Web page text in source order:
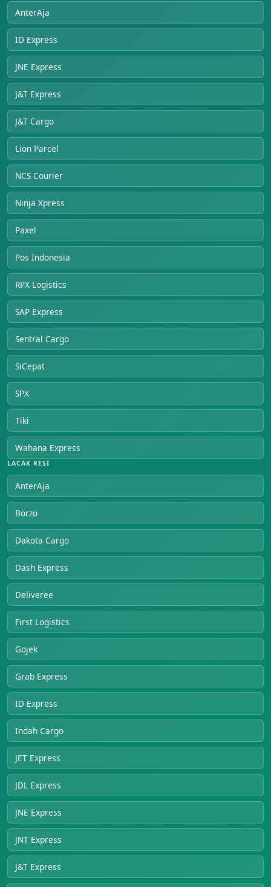
AnterAja
ID Express
JNE Express
J&T Express
J&T Cargo
Lion Parcel
NCS Courier
Ninja Xpress
Paxel
Pos Indonesia
RPX Logistics
SAP Express
Sentral Cargo
SiCepat
SPX
Tiki
Wahana Express
LACAK RESI
AnterAja
Borzo
Dakota Cargo
Dash Express
Deliveree
First Logistics
Gojek
Grab Express
ID Express
Indah Cargo
JET Express
JDL Express
JNE Express
JNT Express
J&T Express